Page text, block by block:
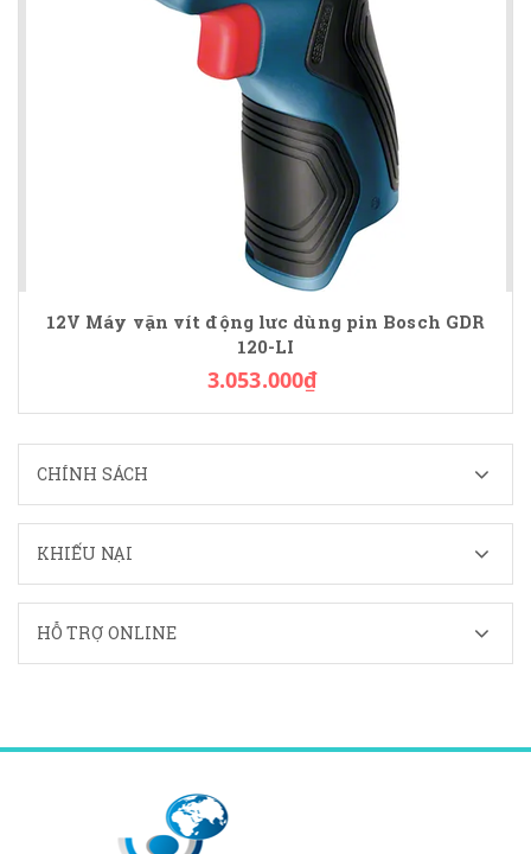
12V Máy vặn vít động lưc dùng pin Bosch GDR
120-LI
3.053.000₫
CHÍNH SÁCH
KHIẾU NẠI
HỖ TRỢ ONLINE